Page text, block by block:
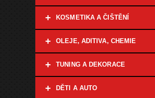
+ KOSMETIKA A ČIŠTĚNÍ
+ OLEJE, ADITIVA, CHEMIE
+ TUNING A DEKORACE
+ DĚTI A AUTO